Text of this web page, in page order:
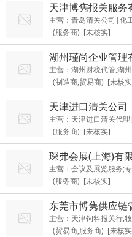
天津博隽报关服务
主营：青岛清关公司|化
关
(服务商) [未核实]
湖州瑾尚企业管理
主营：湖州财税代管,湖
理,湖州注册公司,湖州税
(制造商,贸易商) [未核
天津进口清关公司
主营：天津进口清关代
津进口报关公司|天津进
(服务商) [未核实]
琛弗会展(上海)有
主营：会议及展览服务;
(服务商) [未核实]
东莞市博隽供应链
主营：天津饲料报关行,
理,饲草进口报关
(贸易商,服务商) [未核